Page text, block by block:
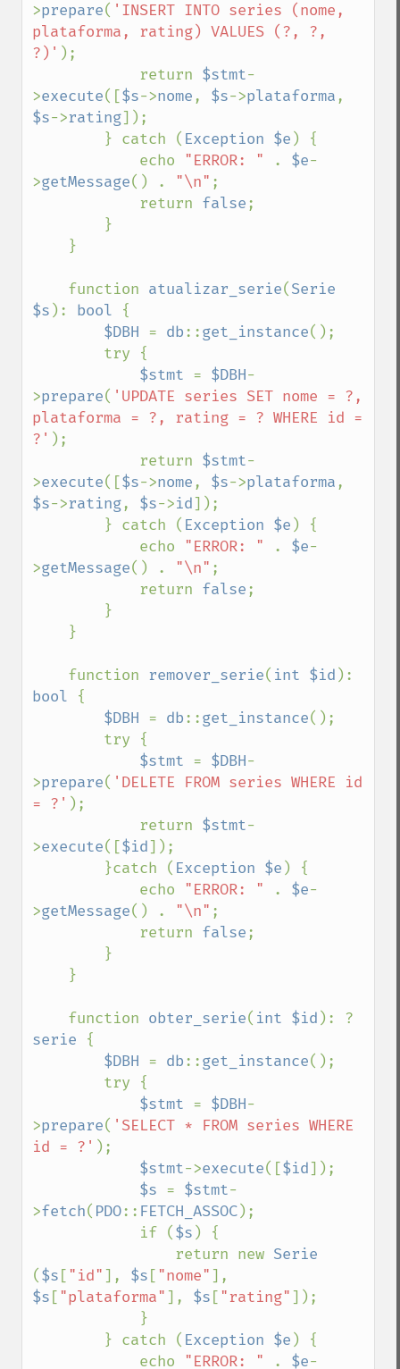
>prepare( 'INSERT INTO series (nome,
plataforma, rating) VALUES (?, ?,
?)' );
            return
$stmt-
>execute([$s->nome, $s->plataforma
$s->rating]);
        } catch (
Exception $e ) {
            echo
"ERROR: " . $e-
>getMessage() . "\n" ;
            return
false;
    function
atualizar_serie(Serie
$s ): bool {
$DBH = db::get_instance();
$stmt = $DBH-
>prepare( 'UPDATE series SET nome = ?,
plataforma = ?, rating = ? WHERE id =
?' );
            return
$stmt-
>execute([$s->nome, $s->plataforma
$s->rating, $s->id]);
        } catch (
Exception $e ) {
            echo
"ERROR: " . $e-
>getMessage() . "\n" ;
            return
false;
    function
remover_serie( int $id
bool {
$DBH = db::get_instance();
$stmt = $DBH-
>prepare( 'DELETE FROM series WHERE id
= ?' );
            return
$stmt-
>execute([$id]);
        }catch (
Exception $e ) {
            echo
"ERROR: " . $e-
>getMessage() . "\n" ;
            return
false;
    function
obter_serie( int $id ): ?
serie {
$DBH = db::get_instance();
$stmt = $DBH-
>prepare( 'SELECT * FROM series WHERE
id = ?' );
$stmt->execute([$id]);
$s = $stmt-
>fetch( PDO:: FETCH_ASSOC);
            if (
$s ) {
                return new
($s [ "id"], $s [ "nome"
$s [ "plataforma"], $s [ "rating"]);
        } catch (
Exception $e ) {
            echo
"ERROR: " . $e-